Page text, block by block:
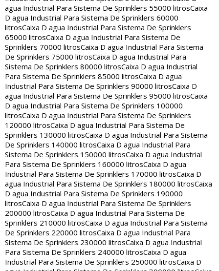
agua Industrial Para Sistema De Sprinklers 55000 litrosCaixa
D agua Industrial Para Sistema De Sprinklers 60000
litrosCaixa D agua Industrial Para Sistema De Sprinklers
65000 litrosCaixa D agua Industrial Para Sistema De
Sprinklers 70000 litrosCaixa D agua Industrial Para Sistema
De Sprinklers 75000 litrosCaixa D agua Industrial Para
Sistema De Sprinklers 80000 litrosCaixa D agua Industrial
Para Sistema De Sprinklers 85000 litrosCaixa D agua
Industrial Para Sistema De Sprinklers 90000 litrosCaixa D
agua Industrial Para Sistema De Sprinklers 95000 litrosCaixa
D agua Industrial Para Sistema De Sprinklers 100000
litrosCaixa D agua Industrial Para Sistema De Sprinklers
120000 litrosCaixa D agua Industrial Para Sistema De
Sprinklers 130000 litrosCaixa D agua Industrial Para Sistema
De Sprinklers 140000 litrosCaixa D agua Industrial Para
Sistema De Sprinklers 150000 litrosCaixa D agua Industrial
Para Sistema De Sprinklers 160000 litrosCaixa D agua
Industrial Para Sistema De Sprinklers 170000 litrosCaixa D
agua Industrial Para Sistema De Sprinklers 180000 litrosCaixa
D agua Industrial Para Sistema De Sprinklers 190000
litrosCaixa D agua Industrial Para Sistema De Sprinklers
200000 litrosCaixa D agua Industrial Para Sistema De
Sprinklers 210000 litrosCaixa D agua Industrial Para Sistema
De Sprinklers 220000 litrosCaixa D agua Industrial Para
Sistema De Sprinklers 230000 litrosCaixa D agua Industrial
Para Sistema De Sprinklers 240000 litrosCaixa D agua
Industrial Para Sistema De Sprinklers 250000 litrosCaixa D